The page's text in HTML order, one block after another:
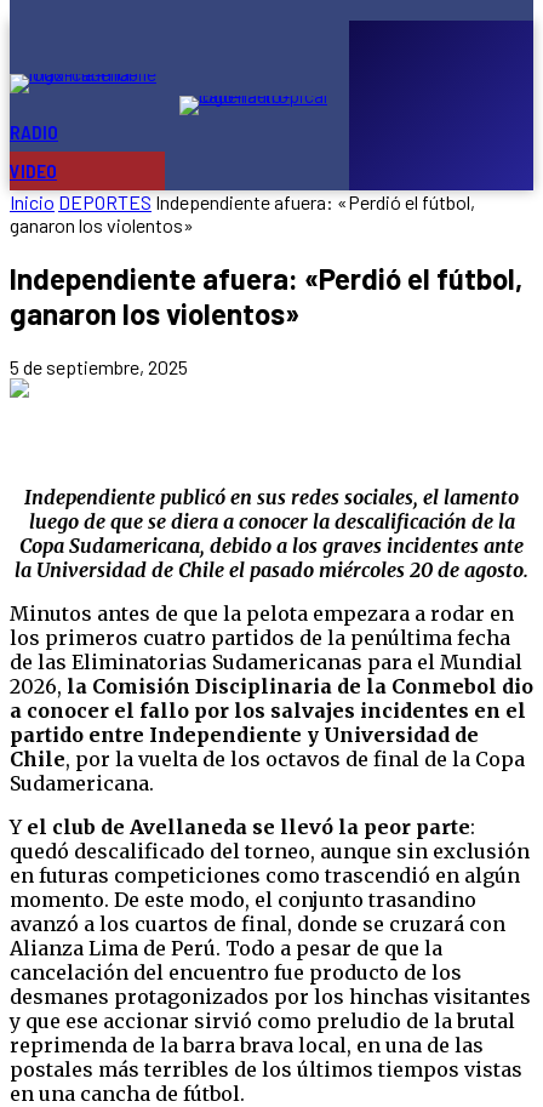
70.000
RADIO
VIDEO
InicioDEPORTESIndependiente afuera: «Perdió el fútbol,
ganaron los violentos»
Independiente afuera: «Perdió el fútbol,
ganaron los violentos»
5 de septiembre, 2025
Independiente publicó en sus redes sociales, el lamento
luego de que se diera a conocer la descalificación de la
Copa Sudamericana, debido a los graves incidentes ante
la Universidad de Chile el pasado miércoles 20 de agosto.
Minutos antes de que la pelota empezara a rodar en
los primeros cuatro partidos de la penúltima fecha
de las Eliminatorias Sudamericanas para el Mundial
2026, la Comisión Disciplinaria de la Conmebol dio
a conocer el fallo por los salvajes incidentes en el
partido entre Independiente y Universidad de
Chile, por la vuelta de los octavos de final de la Copa
Sudamericana.
Y el club de Avellaneda se llevó la peor parte:
quedó descalificado del torneo, aunque sin exclusión
en futuras competiciones como trascendió en algún
momento. De este modo, el conjunto trasandino
avanzó a los cuartos de final, donde se cruzará con
Alianza Lima de Perú. Todo a pesar de que la
cancelación del encuentro fue producto de los
desmanes protagonizados por los hinchas visitantes
y que ese accionar sirvió como preludio de la brutal
reprimenda de la barra brava local, en una de las
postales más terribles de los últimos tiempos vistas
en una cancha de fútbol.